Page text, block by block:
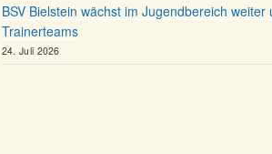
BSV Bielstein wächst im Jugendbereich
Trainerteams
24. Juli 2026